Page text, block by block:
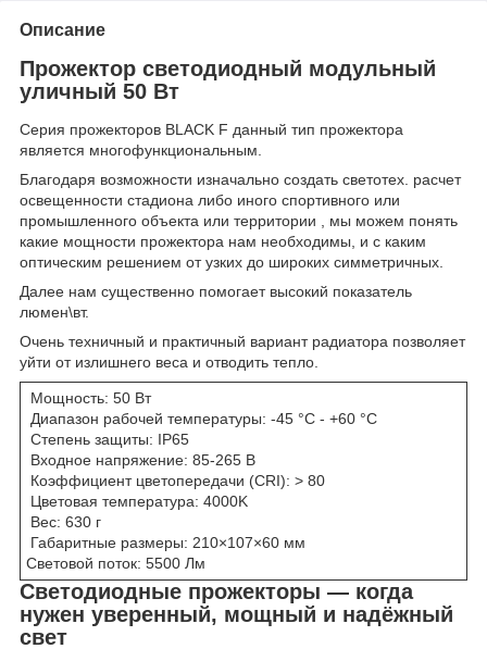
Описание
Прожектор светодиодный модульный
уличный 50 Вт
Серия прожекторов BLACK F данный тип прожектора
является многофункциональным.
Благодаря возможности изначально создать светотех. расчет
освещенности стадиона либо иного спортивного или
промышленного объекта или территории , мы можем понять
какие мощности прожектора нам необходимы, и с каким
оптическим решением от узких до широких симметричных.
Далее нам существенно помогает высокий показатель
люмен\вт.
Очень техничный и практичный вариант радиатора позволяет
уйти от излишнего веса и отводить тепло.
Мощность: 50 Вт
Диапазон рабочей температуры: -45 °C - +60 °C
Степень защиты: IP65
Входное напряжение: 85-265 В
Коэффициент цветопередачи (CRI): > 80
Цветовая температура: 4000K
Вес: 630 г
Габаритные размеры: 210×107×60 мм
Световой поток: 5500 Лм
Светодиодные прожекторы — когда
нужен уверенный, мощный и надёжный
свет